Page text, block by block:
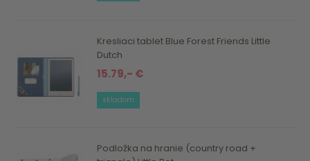
Kresliaci tablet Blue Forest Friends Little
Dutch
15.79,- €
skladom
Podložka na hranie (country road +